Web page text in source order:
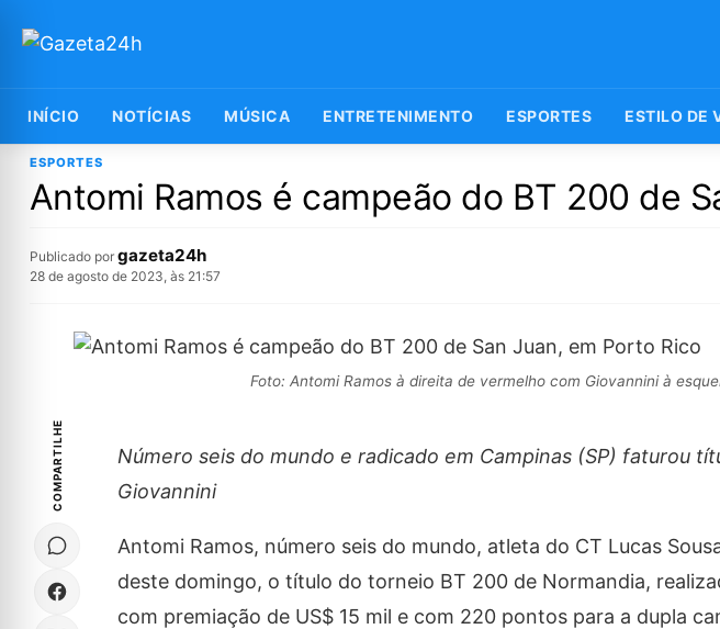
INÍCIO NOTÍCIAS MÚSICA ENTRETENIMENTO ESPORTES ESTILO DE
ESPORTES
Antomi Ramos é campeão do BT 200 de
Publicado por gazeta24h
28 de agosto de 2023, às 21:57
Foto: Antomi Ramos à direita de vermelho com Giovannini à
COMPARTILHE
Número seis do mundo e radicado em Campinas (SP) faturou
Giovannini
Antomi Ramos, número seis do mundo, atleta do CT Lucas
deste domingo, o título do torneio BT 200 de Normandia,
com premiação de US$ 15 mil e com 220 pontos para a dupla